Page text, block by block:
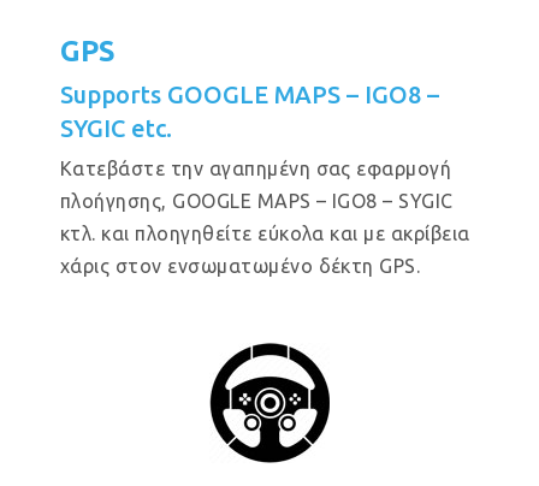
GPS
Supports GOOGLE MAPS – IGO8 –
SYGIC etc.
Κατεβάστε την αγαπημένη σας εφαρμογή
πλοήγησης, GOOGLE MAPS – IGO8 – SYGIC
κτλ. και πλοηγηθείτε εύκολα και με ακρίβεια
χάρις στον ενσωματωμένο δέκτη GPS.